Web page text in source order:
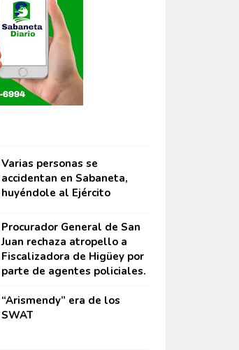
Varias personas se
accidentan en Sabaneta,
huyéndole al Ejército
Procurador General de San
Juan rechaza atropello a
Fiscalizadora de Higüey por
parte de agentes policiales.
“Arismendy” era de los
SWAT